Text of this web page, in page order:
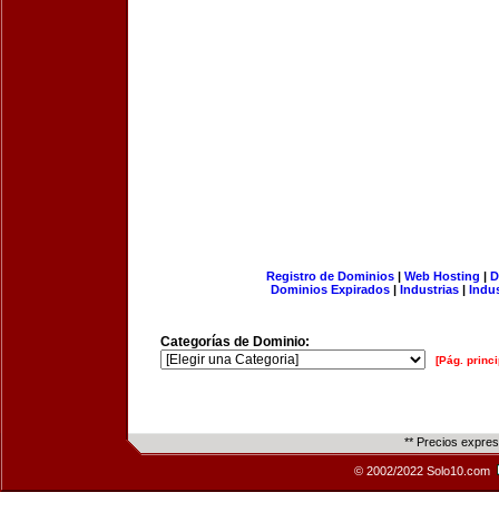
Registro de Dominios| Web Hosting |
Dominios Expirados | Industrias |
Categorías de Dominio:
[Pág.
** Precios
© 2002/2022 Solo10.com